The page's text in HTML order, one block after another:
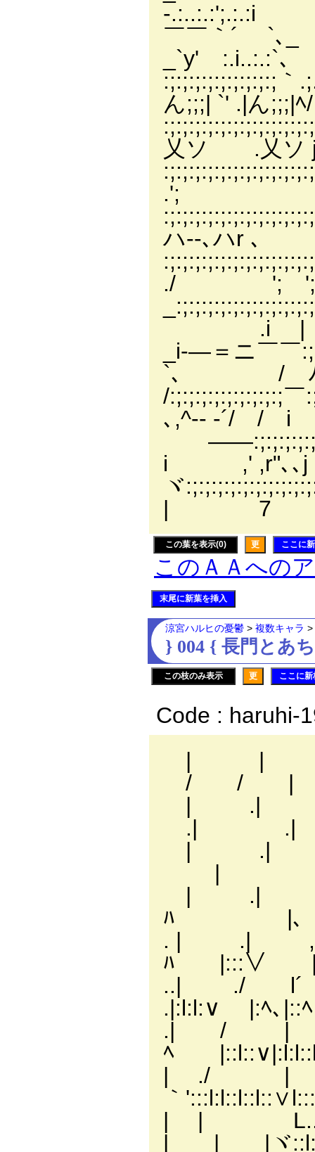
-.:..:.:';.:.:i
￣￣｀´
_`y'ゝ:.i..:.:`､
ん;;;| `' .|ん;;;|ﾍ
乂ソ .乂ソ
.'; ..
ハ--､ハr ､
./ '; ';
.i |
_i-―＝ニ
`､ / ﾉ
/
､,^‐- ‐´/ / i
i ,' ,r"､､j
ヾ
| 7
この葉を表示(0) 更 ここに
このＡＡへの
末尾に新葉を挿入
涼宮ハルヒの憂鬱 > 複数キャラ >
} 004 { 長門とあ
この枝のみ表示 更 ここに
Code : haruhi-
|
/
|
.| .|
|
| |
| .|
ﾊ |、
. | .|
ﾊ |:::∨ |
..| ./
.|:l:l:∨ |:ﾍ､|::
.| / |
ﾍ
| ./ | ,.
｀
| | L.._,.
| | |ヾ